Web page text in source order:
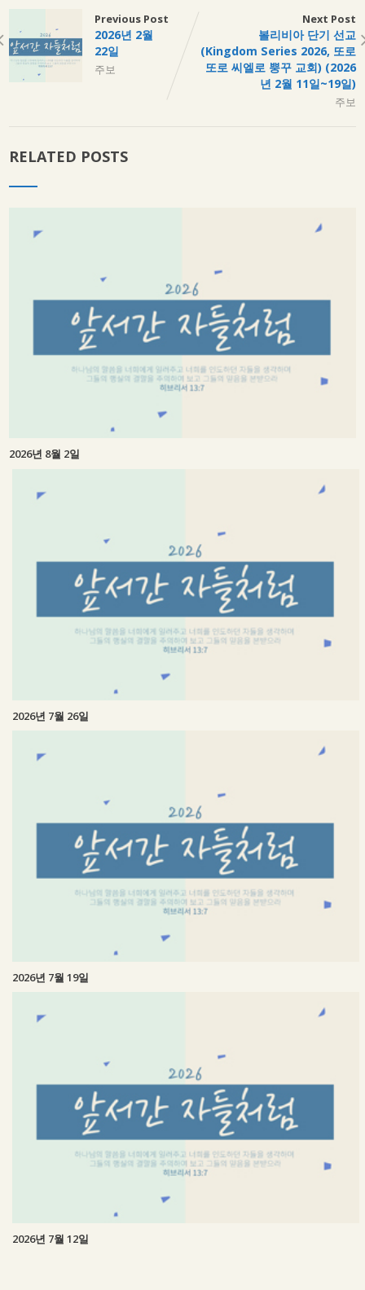
Previous Post
2026년 2월
22일
주보
Next Post
볼리비아 단기 선교
(Kingdom Series 2026, 또로
또로 씨엘로 뿡꾸 교회) (2026
년 2월 11일~19일)
주보
RELATED POSTS
2026년 8월 2일
2026년 7월 26일
2026년 7월 19일
2026년 7월 12일